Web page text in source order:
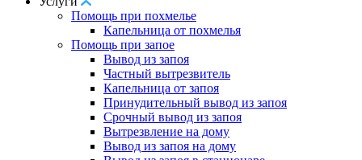
Помощь при похмелье
Капельница от похмелья
Помощь при запое
Вывод из запоя
Частный вытрезвитель
Капельница от запоя
Принудительный вывод из запоя
Срочный вывод из запоя
Вытрезвление на дому
Вывод из запоя на дому